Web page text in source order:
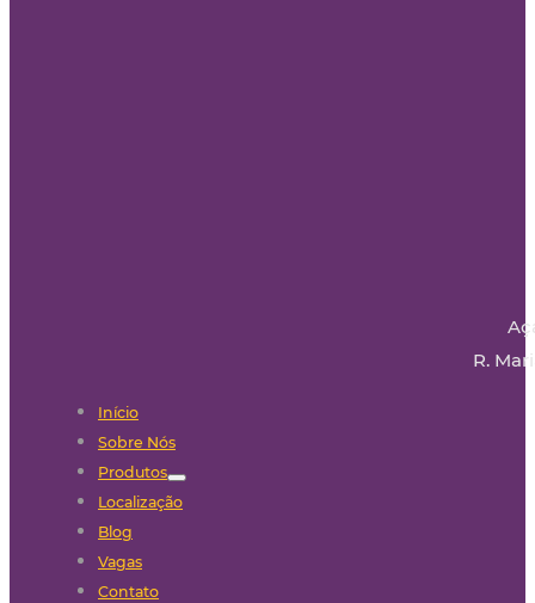
R.
Início
Sobre Nós
Produtos
Localização
Blog
Vagas
Contato